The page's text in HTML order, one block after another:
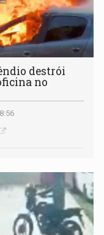
destrói
no